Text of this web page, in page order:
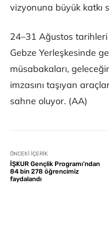
vizyonuna büyük katkı
24–31 Ağustos tarihleri
Gebze Yerleşkesinde
müsabakaları,
imzasını taşıyan
sahne oluyor. (AA)
ÖNCEKI İÇERIK
İŞKUR Gençlik Programı’ndan
84 bin 278 öğrencimiz
faydalandı